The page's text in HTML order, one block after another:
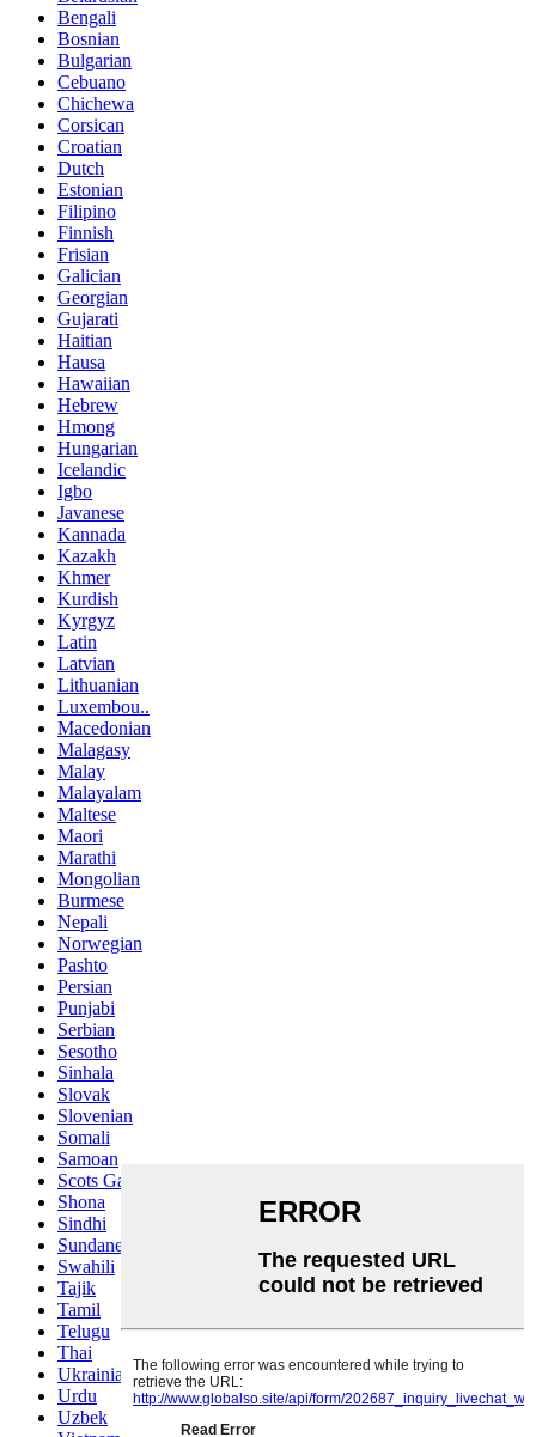
Bengali
Bosnian
Bulgarian
Cebuano
Chichewa
Corsican
Croatian
Dutch
Estonian
Filipino
Finnish
Frisian
Galician
Georgian
Gujarati
Haitian
Hausa
Hawaiian
Hebrew
Hmong
Hungarian
Icelandic
Igbo
Javanese
Kannada
Kazakh
Khmer
Kurdish
Kyrgyz
Latin
Latvian
Lithuanian
Luxembou..
Macedonian
Malagasy
Malay
Malayalam
Maltese
Maori
Marathi
Mongolian
Burmese
Nepali
Norwegian
Pashto
Persian
Punjabi
Serbian
Sesotho
Sinhala
Slovak
Slovenian
Somali
Samoan
Scots Gaelic
Shona
Sindhi
Sundanese
Swahili
Tajik
Tamil
Telugu
Thai
Ukrainian
Urdu
Uzbek